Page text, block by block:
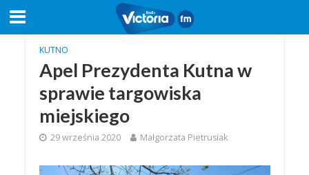
KUTNO
Apel Prezydenta Kutna w
sprawie targowiska
miejskiego
29 września 2020 Małgorzata Pietrusiak